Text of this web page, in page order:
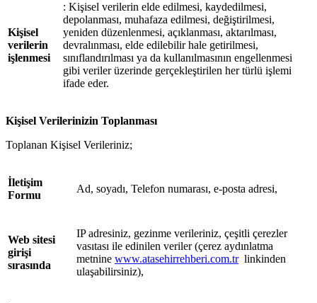
Kişisel
verilerin
işlenmesi
: Kişisel verilerin elde edilmesi, kaydedilmesi,
depolanması, muhafaza edilmesi, değiştirilmesi,
yeniden düzenlenmesi, açıklanması, aktarılması,
devralınması, elde edilebilir hale getirilmesi,
sınıflandırılması ya da kullanılmasının engellenmesi
gibi veriler üzerinde gerçekleştirilen her türlü işlemi
ifade eder.
Kişisel Verilerinizin Toplanması
Toplanan Kişisel Verileriniz;
İletişim
Formu
Ad, soyadı, Telefon numarası, e-posta adresi,
Web sitesi
girişi
sırasında
IP adresiniz, gezinme verileriniz, çeşitli çerezler
vasıtası ile edinilen veriler (çerez aydınlatma
metnine www.atasehirrehberi.com.tr linkinden
ulaşabilirsiniz),